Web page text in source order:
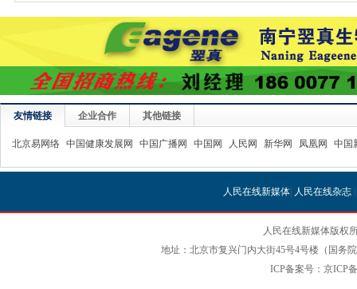
友情链接 企业合作 其他链接
北京易网络 中国健康发展网 中国广播网 中国网 人民网 新华网 凤凰网 中国
人民在线新媒体| 人民在线杂志|
人民在线新媒体版权
地址：北京市复兴门内大街45号4号楼（国务
ICP备案号：京ICP